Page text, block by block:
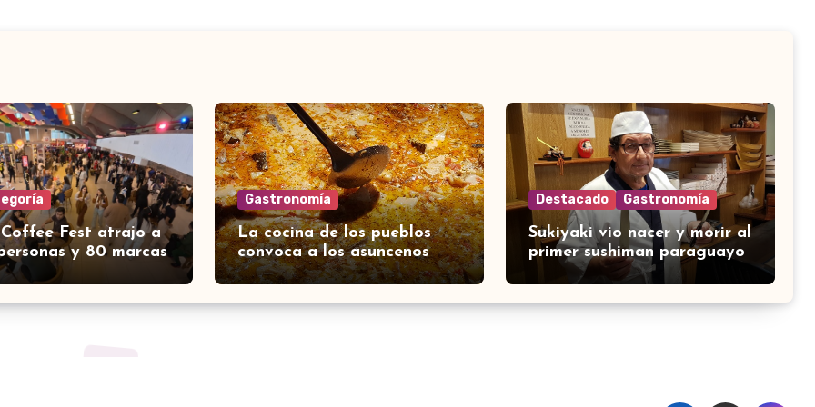
Fest atrajo a
y 80 marcas
Gastronomía
La cocina de los pueblos
convoca a los asuncenos
Destacado Gastronomía
Sukiyaki vio nacer y morir al
primer sushiman paraguayo